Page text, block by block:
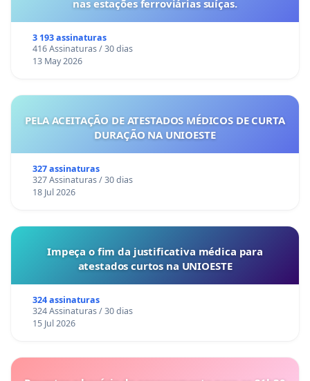
nas estações ferroviárias suíças.
3 193 assinaturas
416 Assinaturas / 30 dias
13 May 2026
PELA ACEITAÇÃO DE ATESTADOS MÉDICOS DE CURTA
DURAÇÃO NA UNIOESTE
327 assinaturas
327 Assinaturas / 30 dias
18 Jul 2026
Impeça o fim da justificativa médica para
atestados curtos na UNIOESTE
324 assinaturas
324 Assinaturas / 30 dias
15 Jul 2026